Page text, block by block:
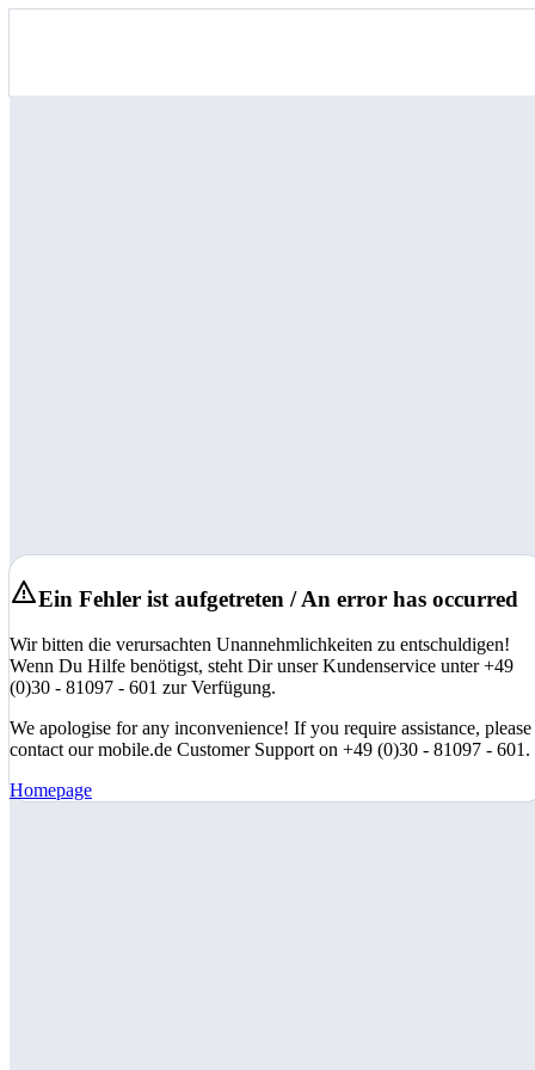
Ein Fehler ist aufgetreten / An error has occurred
Wir bitten die verursachten Unannehmlichkeiten zu entschuldigen!
Wenn Du Hilfe benötigst, steht Dir unser Kundenservice unter +49
(0)30 - 81097 - 601 zur Verfügung.
We apologise for any inconvenience! If you require assistance, please
contact our mobile.de Customer Support on +49 (0)30 - 81097 - 601.
Homepage